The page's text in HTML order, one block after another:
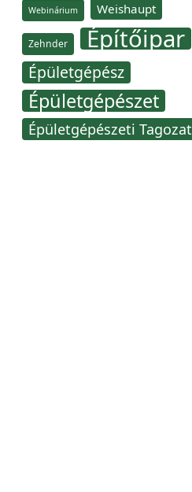
Webinárium Weishaupt
Zehnder Építőipar
Épületgépész
Épületgépészet
Épületgépészeti Tagozat